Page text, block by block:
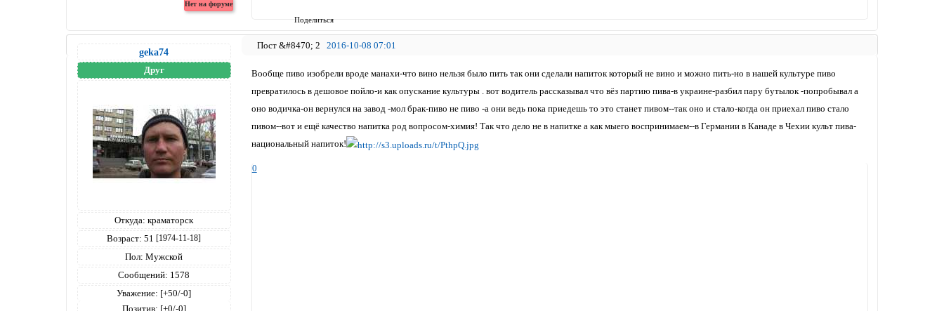
Поделиться
2 2016-10-08 07:01
geka74
Друг
Откуда: краматорск
Возраст: 51[1974-11-18]
Пол: Мужской
Сообщений: 1578
Уважение: [+50/-0]
Позитив: [+0/-0]
Вообще пиво изобрели вроде манахи-что вино нельзя было пить так они сделали напиток который не вино и можно пить-но в нашей культуре пиво
превратилось в дешовое пойло-и как опускание культуры . вот водитель рассказывал что вёз партию пива-в украине-разбил пару бутылок -попробывал а
оно водичка-он вернулся на завод -мол брак-пиво не пиво -а они ведь пока приедешь то это станет пивом--так оно и стало-когда он приехал пиво стало
пивом--вот и ещё качество напитка род вопросом-химия! Так что дело не в напитке а как мыего воспринимаем--в Германии в Канаде в Чехии культ пива-
национальный напиток!
0